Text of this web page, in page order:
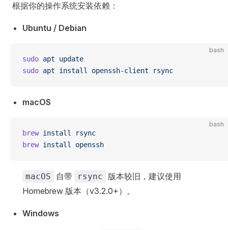
根据你的操作系统安装依赖：
Ubuntu / Debian
bash
sudo apt update
sudo apt install openssh-client rsync
macOS
bash
brew install
rsync
brew install openssh
macOS 自带 rsync
版本较旧，建议使用
Homebrew 版本（v3.2.0+）。
Windows